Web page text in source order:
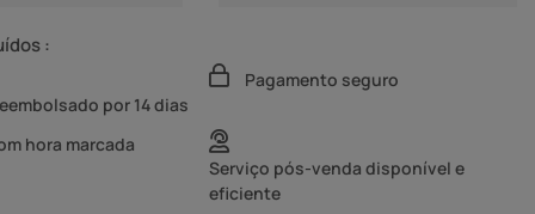
:
por 14 dias
Pagamento seguro
hora marcada
Serviço pós-venda disponível e
eficiente